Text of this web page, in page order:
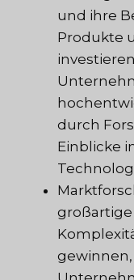
und ihre
Produkte
durch
Einblicke
großartige